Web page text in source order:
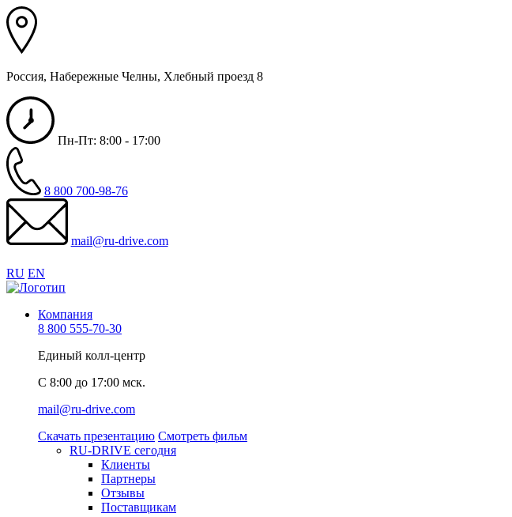
Россия, Набережные Челны, Хлебный проезд 8
Пн-Пт: 8:00 - 17:00
8 800 700-98-76
mail@ru-drive.com
RU EN
Компания
8 800 555-70-30
Единый колл-центр
C 8:00 до 17:00 мск.
mail@ru-drive.com
Скачать презентацию Смотреть фильм
RU-DRIVE сегодня
Клиенты
Партнеры
Отзывы
Поставщикам